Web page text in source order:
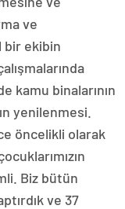
ve
bir ekibin
kamu binalarının
yenilenmesi.
öncelikli olarak
Biz bütün
ve 37